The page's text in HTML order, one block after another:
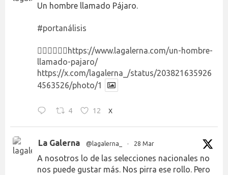
Un hombre llamado Pájaro.
#portanálisis
👉🏻👉🏻👉🏻 https://www.lagalerna.com/un-hombre-
llamado-pajaro/
https://x.com/lagalerna_/status/203821635926
4563526/photo/1
4 12 X
La Galerna @lagalerna_ · 28 Mar
A nosotros lo de las selecciones nacionales no
nos puede gustar más. Nos pirra ese rollo. Pero